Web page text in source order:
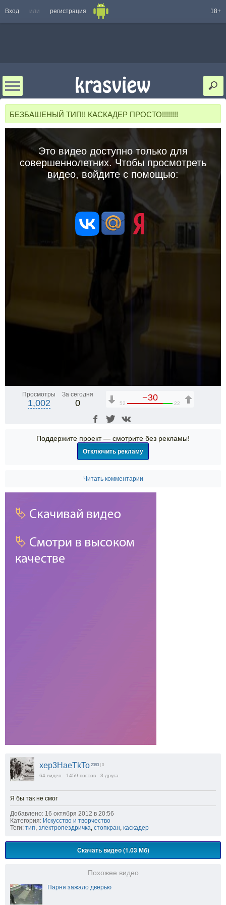
Вход или регистрация 18+
БЕЗБАШЕНЫЙ ТИП!! КАСКАДЕР ПРОСТО!!!!!!!!
Это видео доступно только для
совершеннолетних. Чтобы просмотреть
видео, войдите с помощью:
Просмотры
1,002
За сегодня
0
−30
52 22
Поддержите проект — смотрите без рекламы!
Отключить рекламу
Читать комментарии
xep3HaeTkTo 2383 | 0
64 видео 1459 постов 3 друга
Я бы так не смог
Добавлено: 16 октября 2012 в 20:56
Категория: Искусство и творчество
Теги: тип электропездричка стопкран каскадер
Скачать видео (1.03 Мб)
Похожее видео
Парня зажало дверью